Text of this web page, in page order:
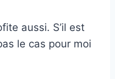
aussi. S’il est
le cas pour moi